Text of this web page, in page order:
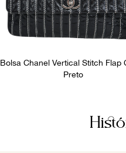
Bolsa Chanel Vertical Stitch Flap
Preto